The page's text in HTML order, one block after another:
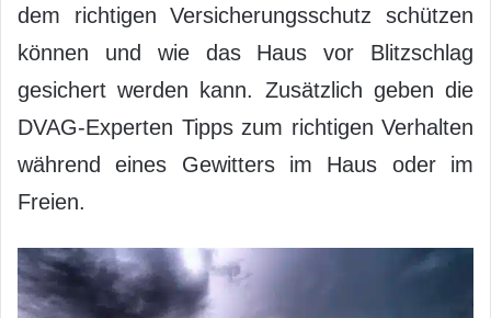
dem richtigen Versicherungsschutz schützen
können und wie das Haus vor Blitzschlag
gesichert werden kann. Zusätzlich geben die
DVAG-Experten Tipps zum richtigen Verhalten
während eines Gewitters im Haus oder im
Freien.